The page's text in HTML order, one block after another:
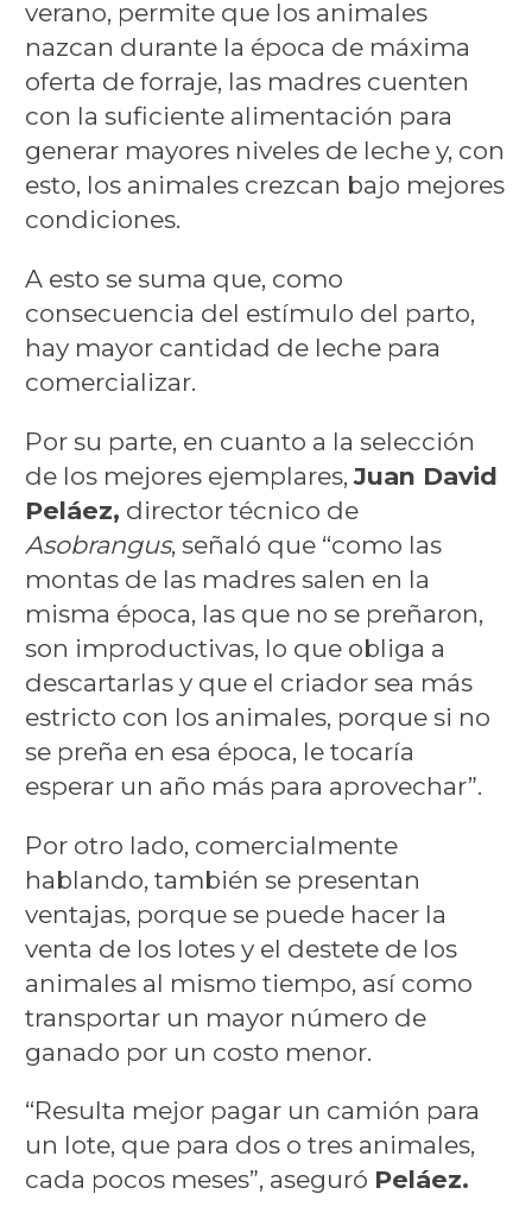
verano, permite que los animales
nazcan durante la época de máxima
oferta de forraje, las madres cuenten
con la suficiente alimentación para
generar mayores niveles de leche y, con
esto, los animales crezcan bajo mejores
condiciones.
A esto se suma que, como
consecuencia del estímulo del parto,
hay mayor cantidad de leche para
comercializar.
Por su parte, en cuanto a la selección
de los mejores ejemplares,Juan David
Peláez, director técnico de
Asobrangus, señaló que “como las
montas de las madres salen en la
misma época, las que no se preñaron,
son improductivas, lo que obliga a
descartarlas y que el criador sea más
estricto con los animales, porque si no
se preña en esa época, le tocaría
esperar un año más para aprovechar”.
Por otro lado, comercialmente
hablando, también se presentan
ventajas, porque se puede hacer la
venta de los lotes y el destete de los
animales al mismo tiempo, así como
transportar un mayor número de
ganado por un costo menor.
“Resulta mejor pagar un camión para
un lote, que para dos o tres animales,
cada pocos meses”, aseguró Peláez.